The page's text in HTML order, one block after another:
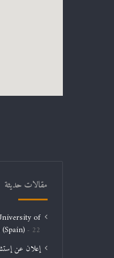
مقالات حديثة
of
22 يوليو 2026
إعلان عن